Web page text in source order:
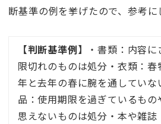
断基準の例を挙げたので、参考に
【判断基準例】
・書類：内容
限切れのものは処分・衣類：
年と去年の春に腕を通してい
品：使用期限を過ぎているもの
思えないものは処分・本や雑